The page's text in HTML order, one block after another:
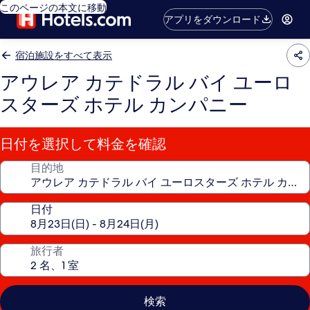
このページの本文に移動
アプリをダウンロード
宿泊施設をすべて表示
アウレア カテドラル バイ ユーロ
スターズ ホテル カンパニー
日付を選択して料金を確認
目的地
日付
旅行者
検索